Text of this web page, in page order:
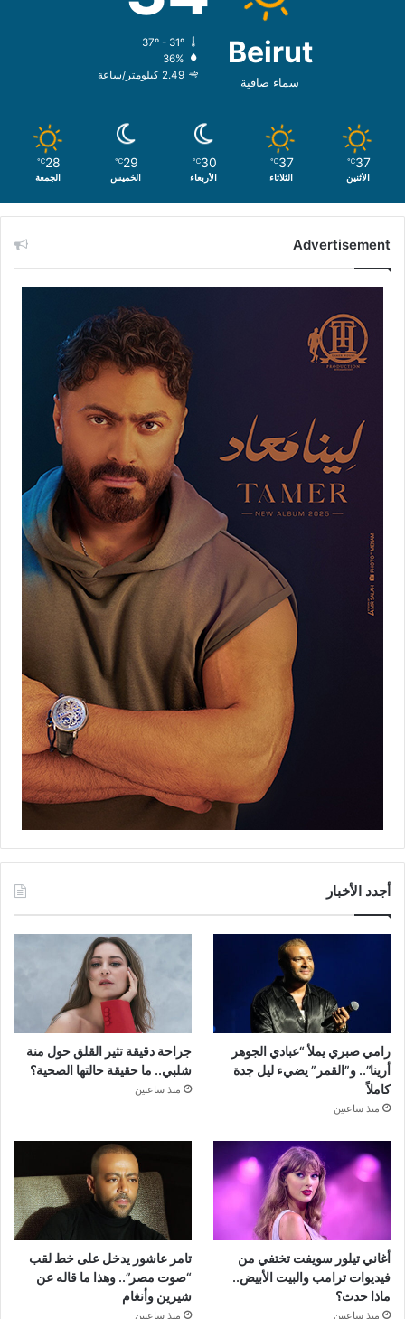
Beirut
سماء صافية
37º - 31º
36%
2.49 كيلومتر/ساعة
37
℃
الأثنين
37
℃
الثلاثاء
30
℃
الأربعاء
29
℃
الخميس
28
℃
الجمعة
Advertisement
أجدد الأخبار
رامي صبري يملأ “عبادي الجوهر
أرينا”.. و”القمر” يضيء ليل جدة
كاملاً
منذ ساعتين
جراحة دقيقة تثير القلق حول منة
شلبي.. ما حقيقة حالتها الصحية؟
منذ ساعتين
أغاني تيلور سويفت تختفي من
فيديوات ترامب والبيت الأبيض..
ماذا حدث؟
منذ ساعتين
تامر عاشور يدخل على خط لقب
“صوت مصر”.. وهذا ما قاله عن
شيرين وأنغام
منذ ساعتين